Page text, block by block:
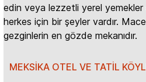
edin veya lezzetli yerel
herkes için bir şeyler vardır.
gezginlerin en gözde mekanıdır.
MEKSIKA OTEL VE TATIL